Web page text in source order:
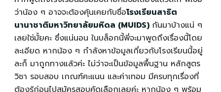
ว่าน้อง ๆ อาจจะต้องคุ้นเคยกับชื่อโรงเรียนสาธิต
นานาชาติมหาวิทยาลัยมหิดล (MUIDS) กันมาบ้างแน่ ๆ
เลยใช่มั้ยคะ ซึ่งแน่นอน ในบล็อกนี้พี่จะมาพูดถึงเรื่องนี้โดย
ละเอียด หากน้อง ๆ กำลังหาข้อมูลเกี่ยวกับโรงเรียนนี้อยู่
ละก็ มาถูกทางแล้วค่ะ ไม่ว่าจะเป็นข้อมูลพื้นฐาน หลักสูตร
วิชา รอบสอบ เกณฑ์คะแนน และค่าเทอม มีครบทุกเรื่องที่